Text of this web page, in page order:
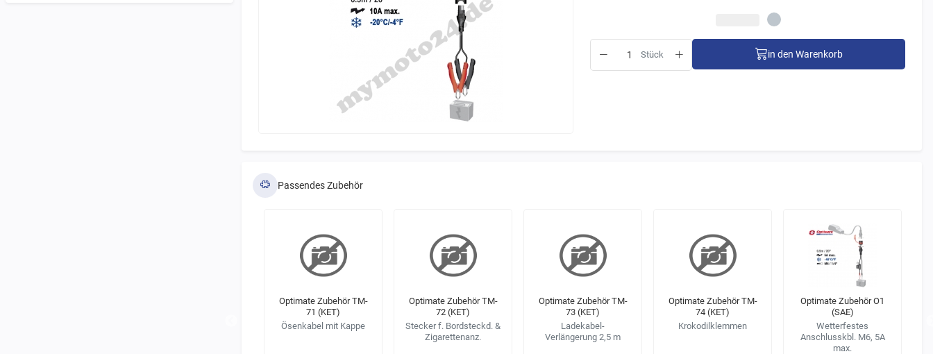
Stück in den Warenkorb
Passendes Zubehör
Optimate Zubehör TM-
71 (KET)
Ösenkabel mit Kappe
Optimate Zubehör TM-
72 (KET)
Stecker f. Bordsteckd. &
Zigarettenanz.
Optimate Zubehör TM-
73 (KET)
Ladekabel-
Verlängerung 2,5 m
Optimate Zubehör TM-
74 (KET)
Krokodilklemmen
Optimate Zubehör O1
(SAE)
Wetterfestes
Anschlusskbl. M6, 5A
max.